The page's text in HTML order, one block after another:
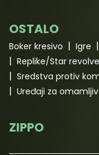
OSTALO
Boker kresivo Igre
Replike/Star
Sredstva protiv
Uređaji za
ZIPPO